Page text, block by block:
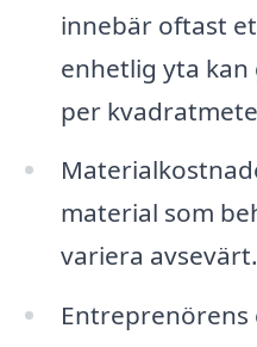
innebär oftast
enhetlig yta
per
material som
variera avsevärt.